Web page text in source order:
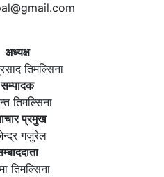
अध्यक्ष
तिमल्सिना
सम्पादक
तिमल्सिना
प्रमुख
गजुरेल
तिमल्सिना